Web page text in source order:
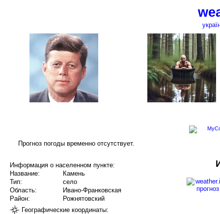
Прогноз погоды временно отсутствует.
Информация о населенном пункте:
Название:
Камень
Тип:
село
Область:
Ивано-Франковская
Район:
Рожнятовский
Географические координаты: